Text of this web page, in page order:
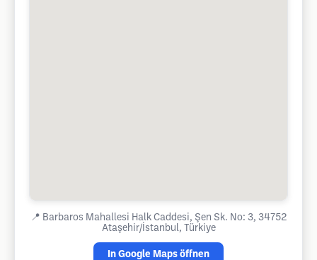
📍 Barbaros Mahallesi Halk Caddesi, Şen Sk. No: 3, 34752
Ataşehir/İstanbul, Türkiye
In Google Maps öffnen